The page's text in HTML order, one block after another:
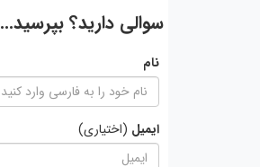
سوالی دارید؟ بپرسید...
نام
ایمیل (اختیاری)